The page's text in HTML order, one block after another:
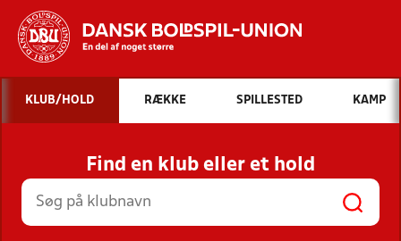
Hvad vil du søge efter?
INDHOLD OG NYHEDER
STILLINGER, RESULTATER, KLUBBER OG
HOLD
KLUB/HOLD RÆKKE SPILLESTED KAMP
Find en klub eller et hold